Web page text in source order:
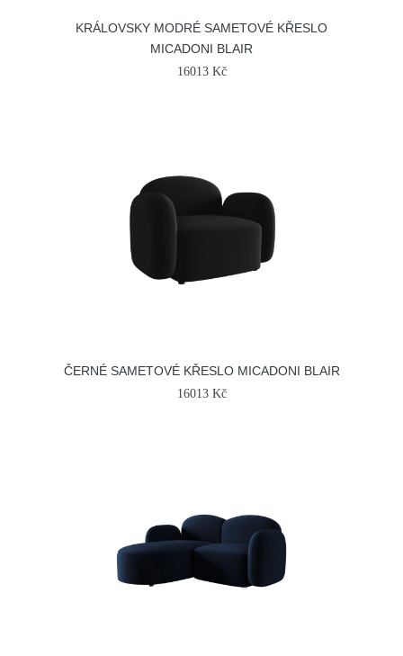
KRÁLOVSKY MODRÉ SAMETOVÉ KŘESLO
MICADONI BLAIR
16013 Kč
ČERNÉ SAMETOVÉ KŘESLO MICADONI BLAIR
16013 Kč